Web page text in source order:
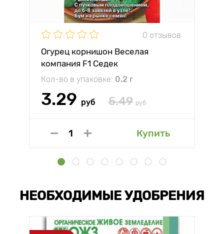
0 отзывов
Огурец корнишон Веселая
компания F1 Седек
Кол-во в упаковке: 0.2 г
3.29 руб 5.49 руб
Купить
НЕОБХОДИМЫЕ УДОБРЕНИЯ